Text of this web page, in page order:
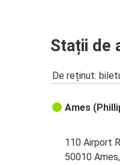
Stații de
De reținut:
Ames
110 Airport
50010